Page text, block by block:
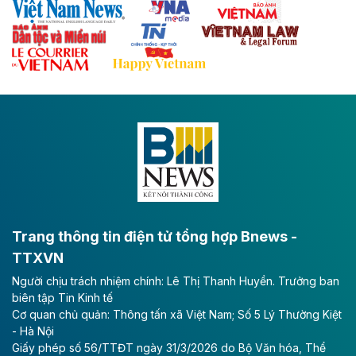
Theo baodautu.vn
Đề xuất đầu tư 11.500 tỷ đồng xây dựng cao
tốc CT.11 qua Ninh Bình
Đông A dài khoảng 25,1 km được kỳ vọng sẽ tạo động
lực phát triển kinh tế - xã hội khu vực phía Nam đồng
Long Thành
Tổng công ty Cảng hàng không Việt Nam - CTCP
(ACV) vừa lập kỷ lục mới về lợi nhuận trong quý
II/2026.
Theo baodautu.vn
Trang thông tin điện tử tổng hợp Bnews -
TTXVN
Người chịu trách nhiệm chính: Lê Thị Thanh Huyền. Trưởng ban
biên tập Tin Kinh tế
Cơ quan chủ quản: Thông tấn xã Việt Nam; Số 5 Lý Thường Kiệt
- Hà Nội
Giấy phép số 56/TTĐT ngày 31/3/2026 do Bộ Văn hóa, Thể